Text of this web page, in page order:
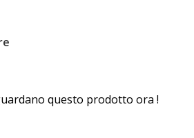
questo prodotto ora !